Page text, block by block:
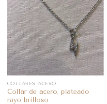
COLLARES ACERO
Collar de acero, plateado
rayo brilloso